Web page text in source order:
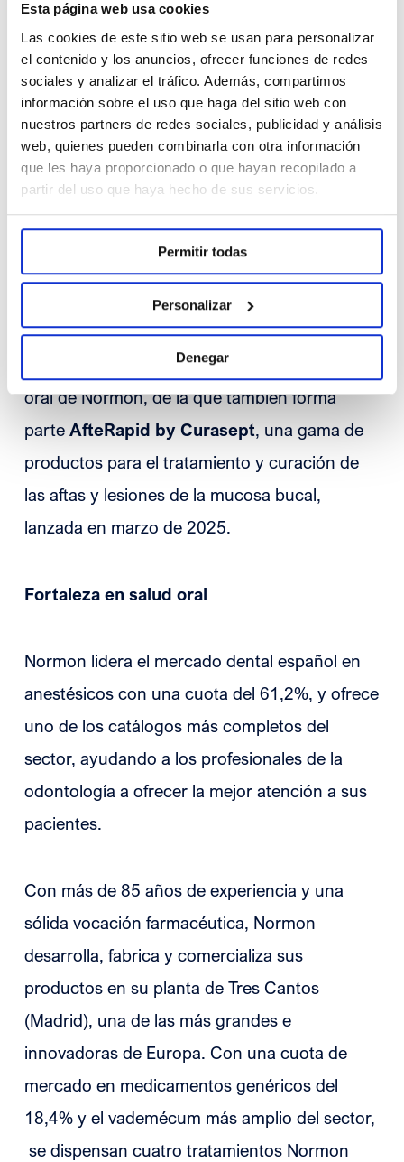
Esta página web usa cookies
Las cookies de este sitio web se usan para personalizar
el contenido y los anuncios, ofrecer funciones de redes
sociales y analizar el tráfico. Además, compartimos
información sobre el uso que haga del sitio web con
nuestros partners de redes sociales, publicidad y análisis
web, quienes pueden combinarla con otra información
que les haya proporcionado o que hayan recopilado a
partir del uso que haya hecho de sus servicios.
Permitir todas
Personalizar
Denegar
completa gama de productos con
clorhexidina,Bucomed Pro Clorhexidina by
Curasept, formulados contecnología ADS®
(Anti Discoloration System), diseñada,
desarrollada y patentada por la empresa
italiana en 2002 para prevenir la tinción
dental, el efecto secundario más común de la
clorhexidina.
Con la incorporación de Bucomed Pro
Clorhexidina by Curasept ampliamos la línea
de recomendación profesional para el cuidado
oral de Normon, de la que también forma
parte AfteRapid by Curasept , una gama de
productos para el tratamiento y curación de
las aftas y lesiones de la mucosa bucal,
lanzada en marzo de 2025.
Fortaleza en salud oral
Normon lidera el mercado dental español en
anestésicos con una cuota del 61,2%, y ofrece
uno de los catálogos más completos del
sector, ayudando a los profesionales de la
odontología a ofrecer la mejor atención a sus
pacientes.
Con más de 85 años de experiencia y una
sólida vocación farmacéutica, Normon
desarrolla, fabrica y comercializa sus
productos en su planta de Tres Cantos
(Madrid), una de las más grandes e
innovadoras de Europa. Con una cuota de
mercado en medicamentos genéricos del
18,4% y el vademécum más amplio del sector,
se dispensan cuatro tratamientos Normon